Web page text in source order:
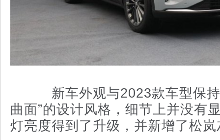
新车外观与2023款车型保持
曲面”的设计风格，细节上并没有
灯亮度得到了升级，并新增了松